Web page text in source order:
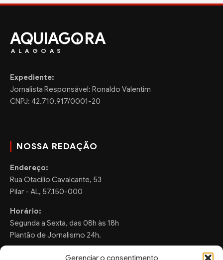
Gerenciar o consentimento
AQUIAG RA
ALAGOAS
Expediente:
Jornalista Responsável: Ronaldo Valentim
CNPJ: 42.710.917/0001-20
NOSSA REDAÇÃO
Endereço:
Rua Otacilio Cavalcante, 53
Pilar - AL, 57.150-000
Horário:
Segunda a Sexta, das 08h às 18h
Plantão de Jornalismo 24h.